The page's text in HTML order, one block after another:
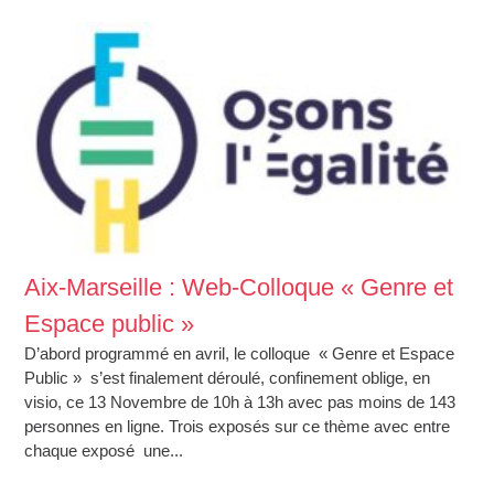
Aix-Marseille : Web-Colloque « Genre et
Espace public »
D’abord programmé en avril, le colloque « Genre et Espace
Public » s’est finalement déroulé, confinement oblige, en
visio, ce 13 Novembre de 10h à 13h avec pas moins de 143
personnes en ligne. Trois exposés sur ce thème avec entre
chaque exposé une...